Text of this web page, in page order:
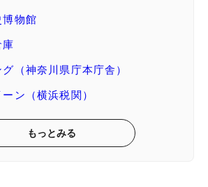
物館
庫
（神奈川県庁本庁舎）
ン（横浜税関）
もっとみる